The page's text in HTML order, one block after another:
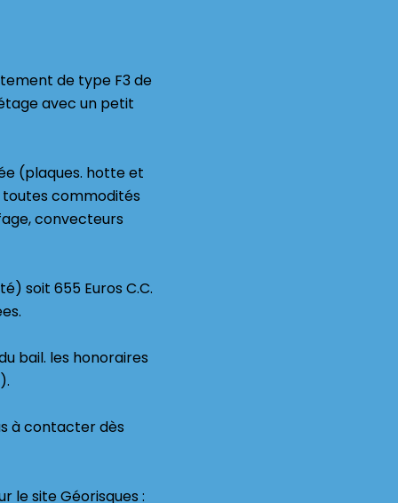
de type F3 de
avec un petit
(plaques. hotte et
toutes commodités
convecteurs
soit 655 Euros C.C.
bail. les honoraires
à contacter dès
le site Géorisques :